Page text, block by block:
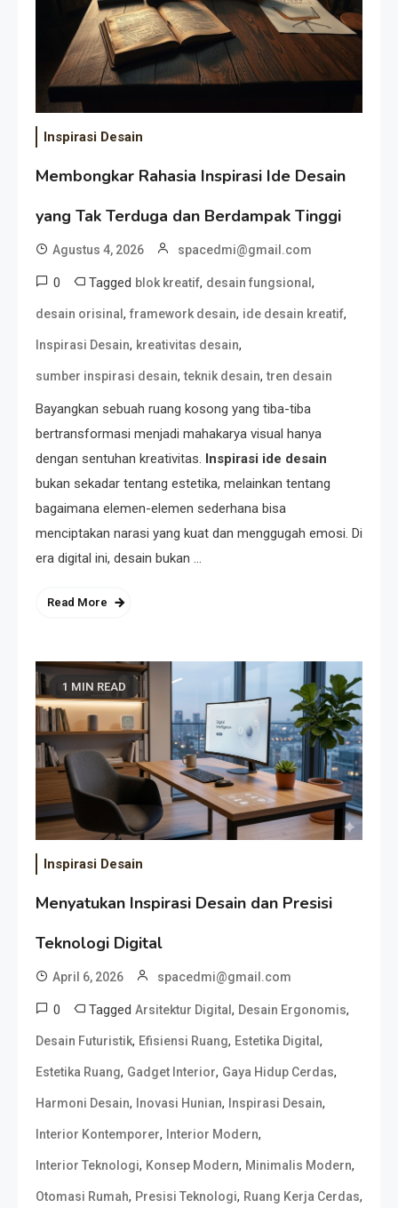
Inspirasi Desain
Membongkar Rahasia Inspirasi Ide Desain
yang Tak Terduga dan Berdampak Tinggi
Agustus 4, 2026 spacedmi@gmail.com
0 Tagged blok kreatif, desain fungsional ,
desain orisinal , framework desain, ide desain kreatif,
Inspirasi Desain, kreativitas desain,
sumber inspirasi desain,teknik desain,tren desain
Bayangkan sebuah ruang kosong yang tiba-tiba
bertransformasi menjadi mahakarya visual hanya
dengan sentuhan kreativitas. Inspirasi ide desain
bukan sekadar tentang estetika, melainkan tentang
bagaimana elemen-elemen sederhana bisa
menciptakan narasi yang kuat dan menggugah emosi. Di
era digital ini, desain bukan …
Read More
1 MIN READ
Inspirasi Desain
Menyatukan Inspirasi Desain dan Presisi
Teknologi Digital
April 6, 2026 spacedmi@gmail.com
0 Tagged Arsitektur Digital , Desain Ergonomis,
Desain Futuristik, Efisiensi Ruang, Estetika Digital ,
Estetika Ruang, Gadget Interior, Gaya Hidup Cerdas,
Harmoni Desain, Inovasi Hunian, Inspirasi Desain,
Interior Kontemporer, Interior Modern,
Interior Teknologi, Konsep Modern, Minimalis Modern,
Otomasi Rumah, Presisi Teknologi, Ruang Kerja Cerdas,